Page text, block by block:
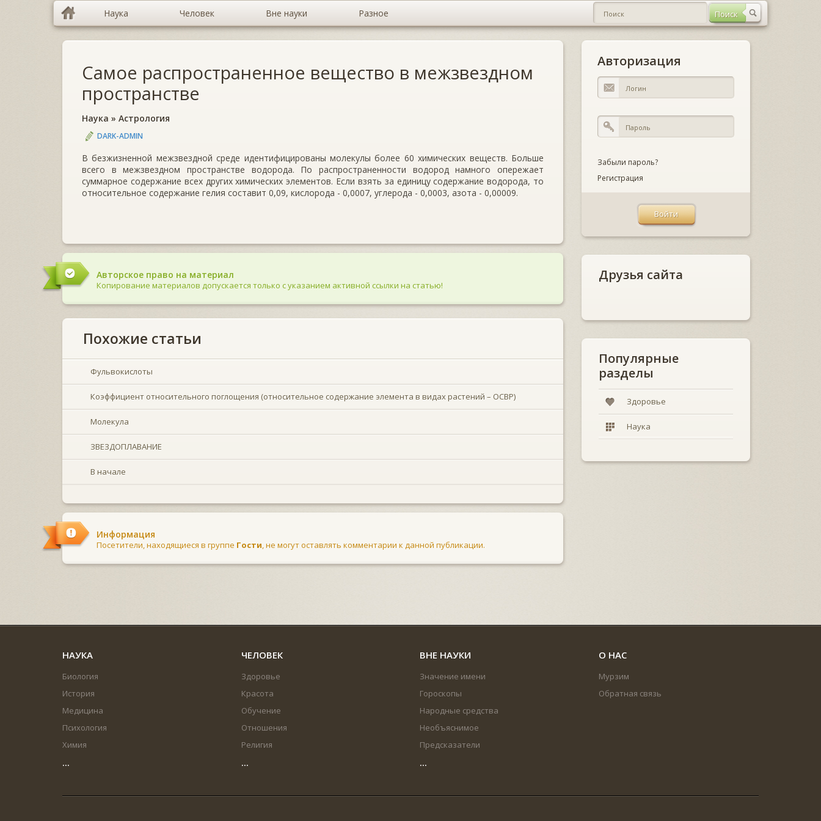
Наука Человек Вне науки Разное
Самое распространенное вещество в межзвездном
пространстве
Наука » Астрология
DARK-ADMIN
В безжизненной межзвездной среде идентифицированы молекулы более 60 химических веществ. Больше
всего в межзвездном пространстве водорода. По распространенности водород намного опережает
суммарное содержание всех других химических элементов. Если взять за единицу содержание водорода, то
относительное содержание гелия составит 0,09, кислорода - 0,0007, углерода - 0,0003, азота - 0,00009.
Авторское право на материал
Копирование материалов допускается только с указанием активной ссылки на статью!
Похожие статьи
Фульвокислоты
Коэффициент относительного поглощения (относительное содержание элемента в видах растений – ОСВР)
Молекула
ЗВЕЗДОПЛАВАНИЕ
В начале
Информация
Посетители, находящиеся в группе Гости, не могут оставлять комментарии к данной публикации.
Авторизация
Забыли пароль?
Регистрация
Друзья сайта
Популярные
разделы
Здоровье
Наука
НАУКА
Биология
История
Медицина
Психология
Химия
...
ЧЕЛОВЕК
Здоровье
Красота
Обучение
Отношения
Религия
...
ВНЕ НАУКИ
Значение имени
Гороскопы
Народные средства
Необъяснимое
Предсказатели
...
О НАС
Мурзим
Обратная связь